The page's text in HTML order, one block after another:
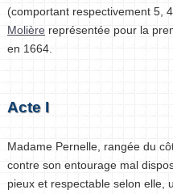
(comportant respectivement 5,
Molière représentée pour la
en 1664.
Acte I
Madame Pernelle, rangée du
contre son entourage mal
pieux et respectable selon elle,